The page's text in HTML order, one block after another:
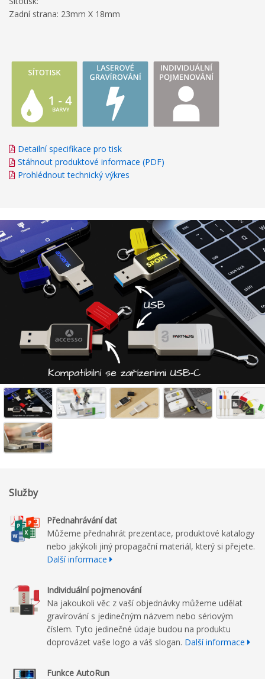
Zadní strana: 23mm X 18mm
Detailní specifikace pro tisk
Stáhnout produktové informace (PDF)
Prohlédnout technický výkres
Služby
Přednahrávání dat
Můžeme přednahrát prezentace, produktové katalogy
nebo jakýkoli jiný propagační materiál, který si přejete.
Další informace
Individuální pojmenování
Na jakoukoli věc z vaší objednávky můžeme udělat
gravírování s jedinečným názvem nebo sériovým
číslem. Tyto jedinečné údaje budou na produktu
doprovázet vaše logo a váš slogan. Další informace
Funkce AutoRun